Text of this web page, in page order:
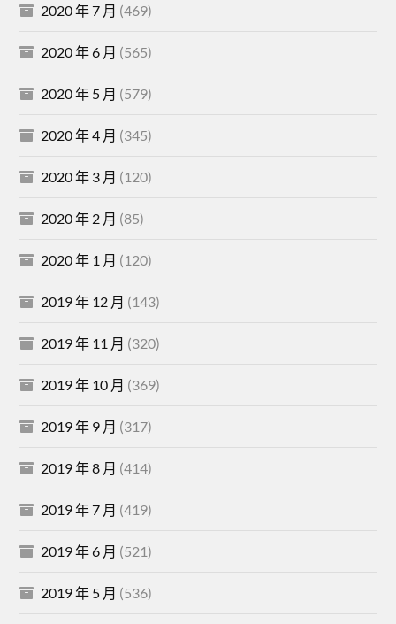
2020 年 7 月 (469)
2020 年 6 月 (565)
2020 年 5 月 (579)
2020 年 4 月 (345)
2020 年 3 月 (120)
2020 年 2 月 (85)
2020 年 1 月 (120)
2019 年 12 月 (143)
2019 年 11 月 (320)
2019 年 10 月 (369)
2019 年 9 月 (317)
2019 年 8 月 (414)
2019 年 7 月 (419)
2019 年 6 月 (521)
2019 年 5 月 (536)